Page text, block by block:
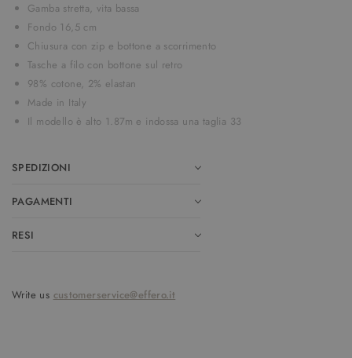
Gamba stretta, vita bassa
Fondo 16,5 cm
Chiusura con zip e bottone a scorrimento
Tasche a filo con bottone sul retro
98% cotone, 2% elastan
Made in Italy
Il modello è alto 1.87m e indossa una taglia 33
SPEDIZIONI
PAGAMENTI
RESI
Write us customerservice@effero.it